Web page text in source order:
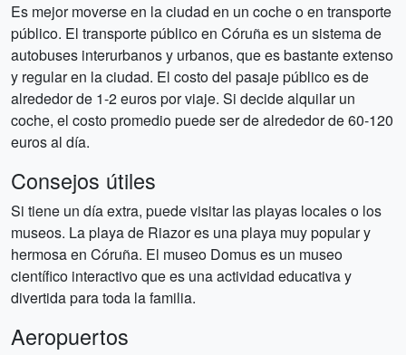
Es mejor moverse en la ciudad en un coche o en transporte
público. El transporte público en Córuña es un sistema de
autobuses interurbanos y urbanos, que es bastante extenso
y regular en la ciudad. El costo del pasaje público es de
alrededor de 1-2 euros por viaje. Si decide alquilar un
coche, el costo promedio puede ser de alrededor de 60-120
euros al día.
Consejos útiles
Si tiene un día extra, puede visitar las playas locales o los
museos. La playa de Riazor es una playa muy popular y
hermosa en Córuña. El museo Domus es un museo
científico interactivo que es una actividad educativa y
divertida para toda la familia.
Aeropuertos